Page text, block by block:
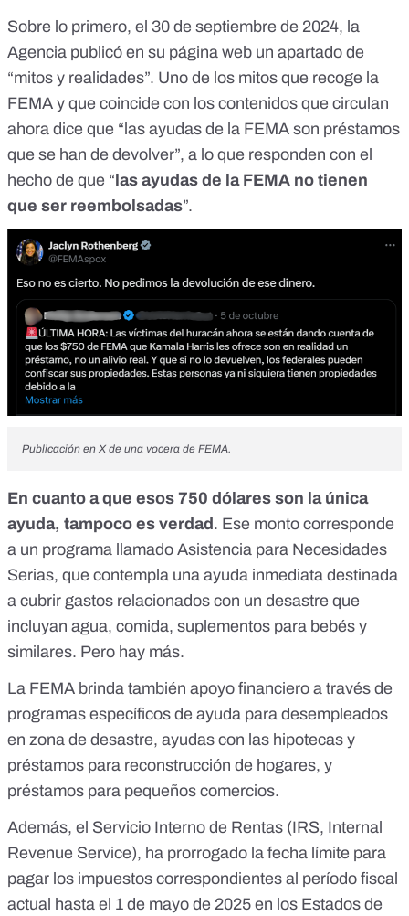
Sobre lo primero, el 30 de septiembre de 2024, la
Agencia publicó en su página web un apartado de
“mitos y realidades”. Uno de los mitos que recoge la
FEMA y que coincide con los contenidos que circulan
ahora dice que “las ayudas de la FEMA son préstamos
que se han de devolver”, a lo que responden con el
hecho de que “las ayudas de la FEMA no tienen
que ser reembolsadas”.
Publicación en X de una vocera de FEMA.
En cuanto a que esos 750 dólares son la única
ayuda, tampoco es verdad . Ese monto corresponde
a un programa llamado Asistencia para Necesidades
Serias, que contempla una ayuda inmediata destinada
a cubrir gastos relacionados con un desastre que
incluyan agua, comida, suplementos para bebés y
similares. Pero hay más.
La FEMA brinda también apoyo financiero a través de
programas específicos de ayuda para desempleados
en zona de desastre, ayudas con las hipotecas y
préstamos para reconstrucción de hogares, y
préstamos para pequeños comercios.
Además, el Servicio Interno de Rentas (IRS, Internal
Revenue Service), ha prorrogado la fecha límite para
pagar los impuestos correspondientes al período fiscal
actual hasta el 1 de mayo de 2025 en los Estados de